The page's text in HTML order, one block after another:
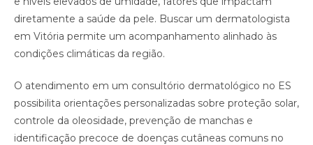
diretamente a saúde da pele. Buscar um dermatologista
em Vitória permite um acompanhamento alinhado às
condições climáticas da região.
O atendimento em um consultório dermatológico no ES
possibilita orientações personalizadas sobre proteção solar,
controle da oleosidade, prevenção de manchas e
identificação precoce de doenças cutâneas comuns no